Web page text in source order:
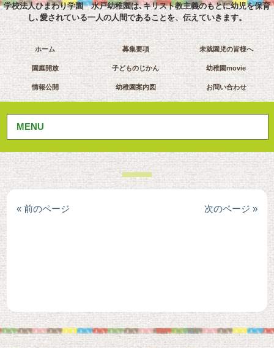
学校法人ひまわり学園 水戸幼稚園は､キリスト教主義のもとに幼児を保育
し､愛されている一人の人間であることを、伝えていきます。
ホーム 募集要項 未就園児の皆様へ
園庭開放 子どものじかん 幼稚園movie
情報公開 幼稚園案内図 お問い合わせ
MENU
« 前のページ 次のページ »